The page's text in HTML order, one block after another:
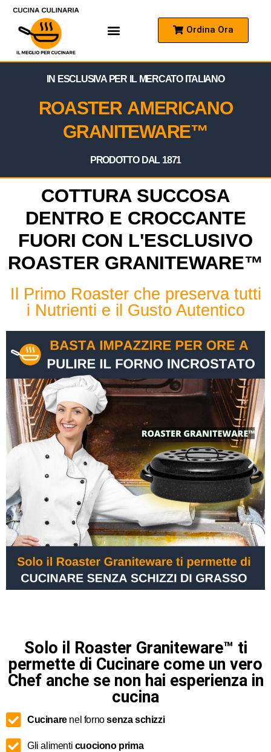
Ordina Ora
IN ESCLUSIVA PER IL MERCATO ITALIANO
ROASTER AMERICANO
GRANITEWARE™
PRODOTTO DAL 1871
COTTURA SUCCOSA
DENTRO E CROCCANTE
FUORI CON L'ESCLUSIVO
ROASTER GRANITEWARE™
Il Primo Roaster che preserva tutti
i Nutrienti e il Gusto Autentico
Solo il Roaster Graniteware™ ti
permette di Cucinare come un vero
Chef anche se non hai esperienza in
cucina
Cucinare nel fornosenza schizzi
Gli alimenti cuociono prima